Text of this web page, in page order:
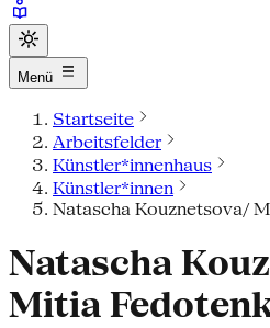
Menü
Startseite
Arbeitsfelder
Künstler*innenhaus
Künstler*innen
Natascha Kouznetsova/
Natascha
Mitia